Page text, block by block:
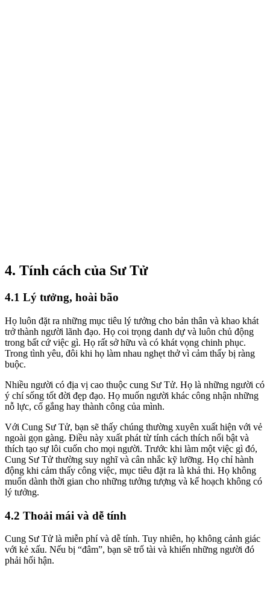
4. Tính cách của Sư Tử
4.1 Lý tưởng, hoài bão
Họ luôn đặt ra những mục tiêu lý tưởng cho bản thân và khao khát
trở thành người lãnh đạo. Họ coi trọng danh dự và luôn chủ động
trong bất cứ việc gì. Họ rất sở hữu và có khát vọng chinh phục.
Trong tình yêu, đôi khi họ làm nhau nghẹt thở vì cảm thấy bị ràng
buộc.
Nhiều người có địa vị cao thuộc cung Sư Tử. Họ là những người có
ý chí sống tốt đời đẹp đạo. Họ muốn người khác công nhận những
nỗ lực, cố gắng hay thành công của mình.
Với Cung Sư Tử, bạn sẽ thấy chúng thường xuyên xuất hiện với vẻ
ngoài gọn gàng. Điều này xuất phát từ tính cách thích nổi bật và
thích tạo sự lôi cuốn cho mọi người. Trước khi làm một việc gì đó,
Cung Sư Tử thường suy nghĩ và cân nhắc kỹ lưỡng. Họ chỉ hành
động khi cảm thấy công việc, mục tiêu đặt ra là khả thi. Họ không
muốn dành thời gian cho những tưởng tượng và kế hoạch không có
lý tưởng.
4.2 Thoải mái và dễ tính
Cung Sư Tử là miễn phí và dễ tính. Tuy nhiên, họ không cảnh giác
với kẻ xấu. Nếu bị “đâm”, bạn sẽ trổ tài và khiến những người đó
phải hối hận.